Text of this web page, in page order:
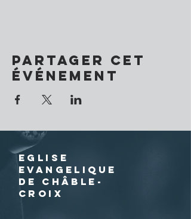
Partager cet
événement
EGLISE
EVANGELIQUE
DE CHÂBLE-
CROIX